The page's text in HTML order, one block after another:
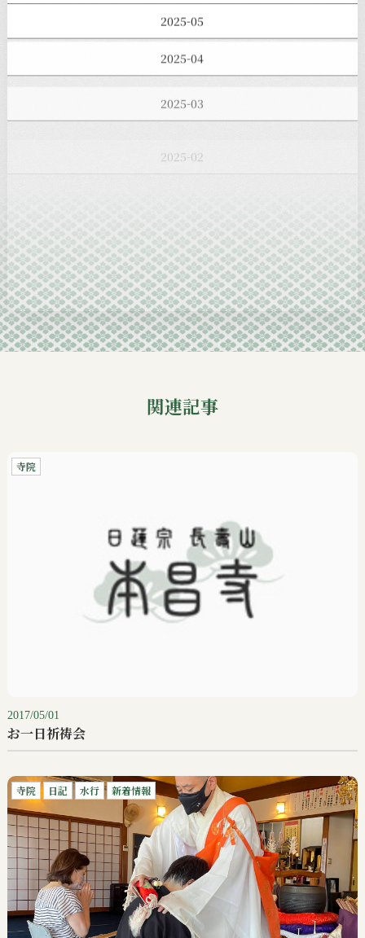
2025-05
2025-04
2025-02
2025-01
2024-11
2024-10
2024-09
関連記事
寺院
2017/05/01
お一日祈祷会
寺院 日記 水行 新着情報